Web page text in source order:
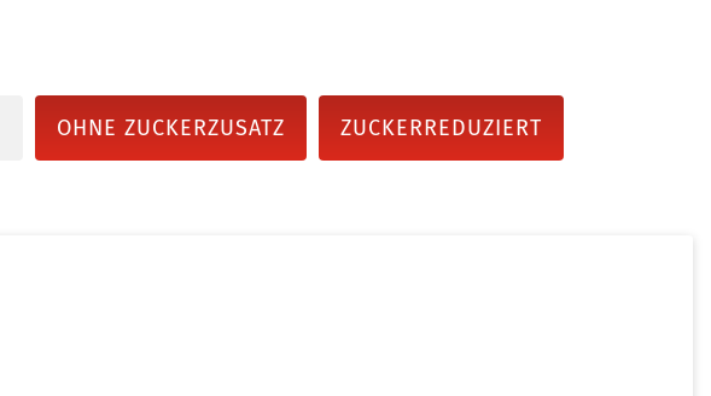
OHNE ZUCKERZUSATZ ZUCKERREDUZIERT